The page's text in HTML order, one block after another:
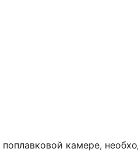
поплавковой камере,